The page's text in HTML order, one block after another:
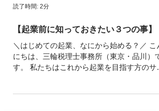
読了時間: 2分
【起業前に知っておきたい３つの事】
＼はじめての起業、なにから始める？／ こん
にちは、三輪税理士事務所（東京・品川）で
ートに力を入れています。